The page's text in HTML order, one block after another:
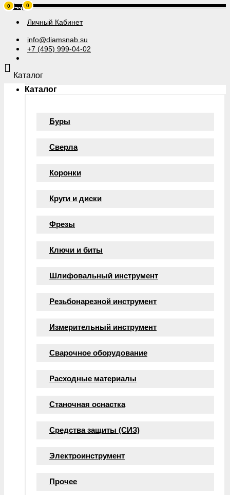
Личный Кабинет
info@diamsnab.su
+7 (495) 999-04-02
0
Каталог
Каталог
Буры
Сверла
Коронки
Круги и диски
Фрезы
Ключи и биты
Шлифовальный инструмент
Резьбонарезной инструмент
Измерительный инструмент
Сварочное оборудование
Расходные материалы
Станочная оснастка
Средства защиты (СИЗ)
Электроинструмент
Прочее
0